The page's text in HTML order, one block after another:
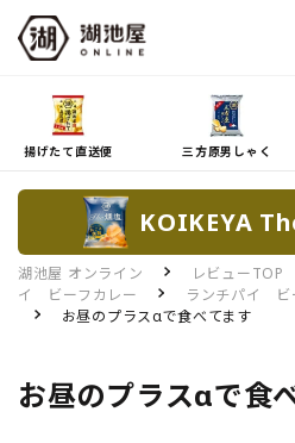
揚げたて直送便 三方原男しゃく
KOIKEYA
湖池屋 オンライン レビューTOP
イ ビーフカレー
ランチパイ ビ
お昼のプラスαで食べてます
お昼のプラスαで食